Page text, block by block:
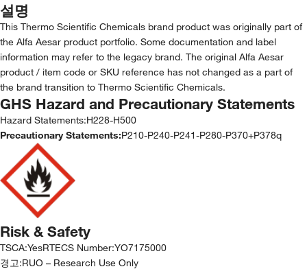
설명
This Thermo Scientific Chemicals brand product was originally part of
the Alfa Aesar product portfolio. Some documentation and label
information may refer to the legacy brand. The original Alfa Aesar
product / item code or SKU reference has not changed as a part of
the brand transition to Thermo Scientific Chemicals.
GHS Hazard and Precautionary Statements
Hazard Statements:H228-H500
Precautionary Statements:P210-P240-P241-P280-P370+P378q
Risk & Safety
TSCA:YesRTECS Number:YO7175000
경고:RUO – Research Use Only